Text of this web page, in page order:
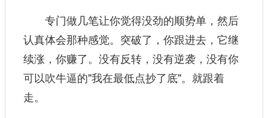
专门做几笔让你觉得没劲的顺势单，然后
认真体会那种感觉。突破了，你跟进去，它继
续涨，你赚了。没有反转，没有逆袭，没有你
可以吹牛逼的"我在最低点抄了底"。就跟着
走。